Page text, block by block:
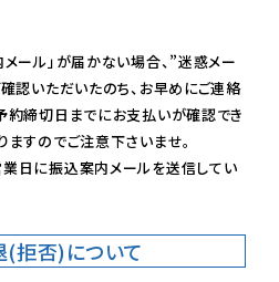
メール」が届かない場合、”迷惑メー
認いただいたのち、お早めにご連絡
約締切日までにお支払いが確認でき
ますのでご注意下さいませ。
日に振込案内メールを送信してい
(拒否)について